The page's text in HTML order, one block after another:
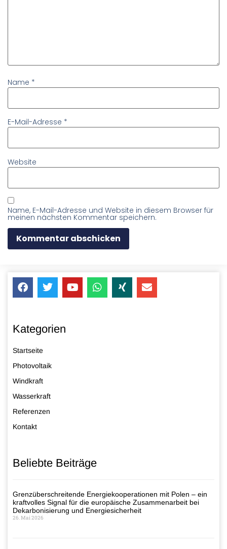
Name *
E-Mail-Adresse *
Website
Name, E-Mail-Adresse und Website in diesem Browser für
meinen nächsten Kommentar speichern.
Kategorien
Startseite
Photovoltaik
Windkraft
Wasserkraft
Referenzen
Kontakt
Beliebte Beiträge
Grenzüberschreitende Energiekooperationen mit Polen – ein
kraftvolles Signal für die europäische Zusammenarbeit bei
Dekarbonisierung und Energiesicherheit
26. Mai 2026